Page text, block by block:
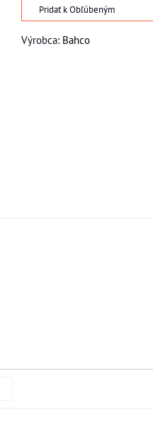
Pridať k Obľúbeným
Výrobca: Bahco